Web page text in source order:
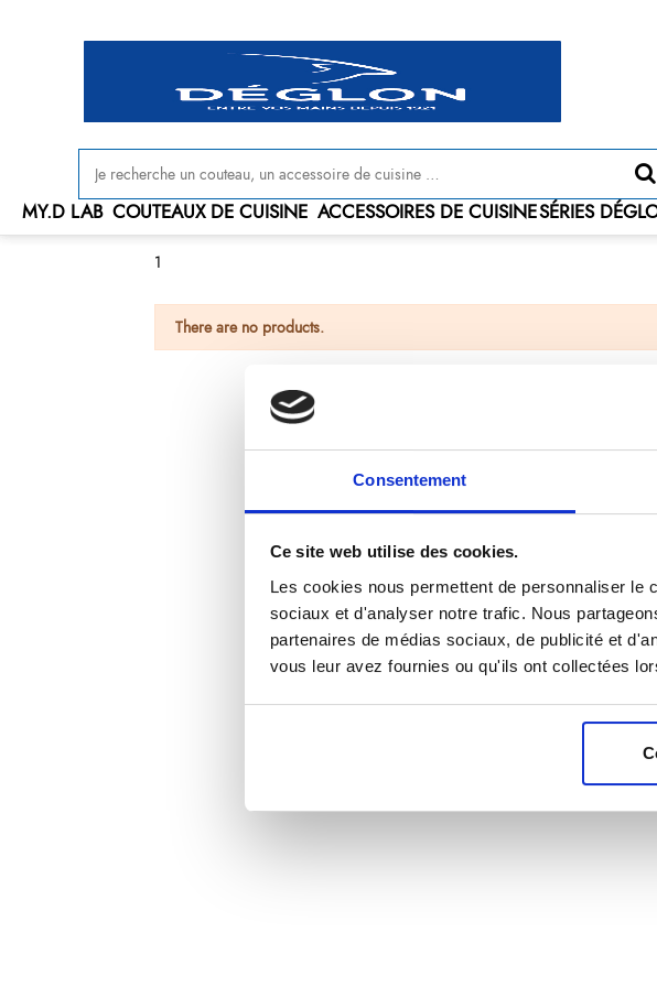
Consentement
Ce site web utilise des cookies.
Les cookies nous permettent de personnaliser le
sociaux et d'analyser notre trafic. Nous
partenaires de médias sociaux, de publicité et
vous leur avez fournies ou qu'ils ont collectées
MY.D LAB COUTEAUX DE CUISINE ACCESSOIRES DE CUISINESÉRIES
1
There are no products.